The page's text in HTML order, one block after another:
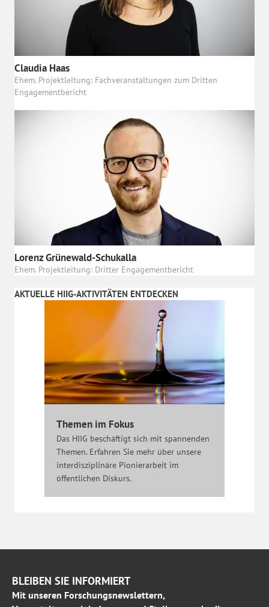
Claudia Haas
Ehem. Projektleitung: Fachveranstaltungen zum Dritten
Engagementbericht
Lorenz Grünewald-Schukalla
Ehem. Projektleitung: Dritter Engagementbericht
AKTUELLE HIIG-AKTIVITÄTEN ENTDECKEN
Themen im Fokus
Das HIIG beschäftigt sich mit spannenden
Themen. Erfahren Sie mehr über unsere
interdisziplinäre Pionierarbeit im
öffentlichen Diskurs.
BLEIBEN SIE INFORMIERT
Mit unseren Forschungsnewslettern,